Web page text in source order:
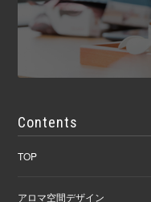
Contents
TOP
アロマ空間デザイン